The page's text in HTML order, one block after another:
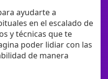
ayudarte a
en el escalado de
y técnicas que te
poder lidiar con las
de manera